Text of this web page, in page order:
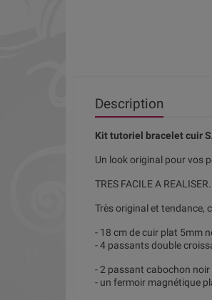
Description
Kit tutoriel bracelet cuir
Un look original pour vos
TRES FACILE A REALISER.
Très original et tendance,
- 18 cm de cuir plat 5mm
- 4 passants double
- 2 passant cabochon noir
- un fermoir magnétique